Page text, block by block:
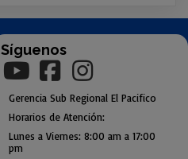
Síguenos
Gerencia Sub Regional El Pacifico
Horarios de Atención:
Lunes a Viernes: 8:00 am a 17:00
pm